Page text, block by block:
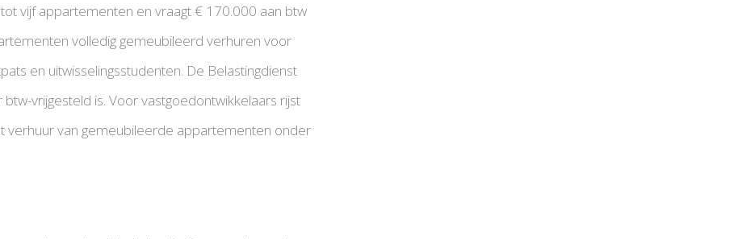
vijf appartementen en vraagt € 170.000 aan btw
volledig gemeubileerd verhuren voor
en uitwisselingsstudenten. De Belastingdienst
vrijgesteld is. Voor vastgoedontwikkelaars rijst
verhuur van gemeubileerde appartementen onder